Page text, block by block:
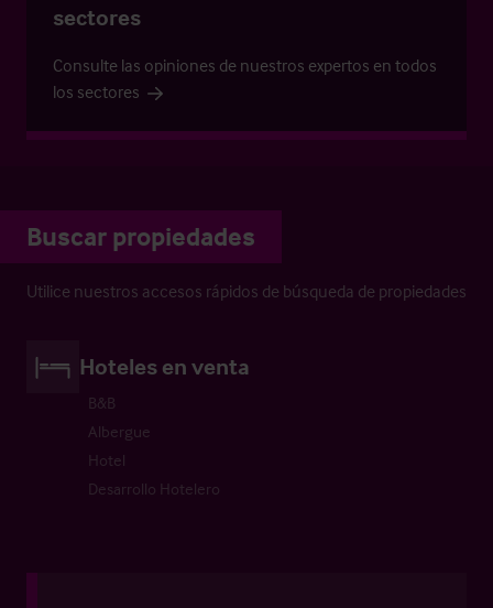
sectores
Consulte las opiniones de nuestros expertos en todos
los sectores
Buscar propiedades
Utilice nuestros accesos rápidos de búsqueda de propiedades
Hoteles en venta
B&B
Albergue
Hotel
Desarrollo Hotelero